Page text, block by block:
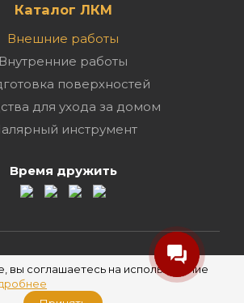
Каталог ЛКМ
Внешние работы
Внутренние работы
поверхностей
для ухода за домом
инструмент
Время дружить
2026 ©
вы соглашаетесь на использование